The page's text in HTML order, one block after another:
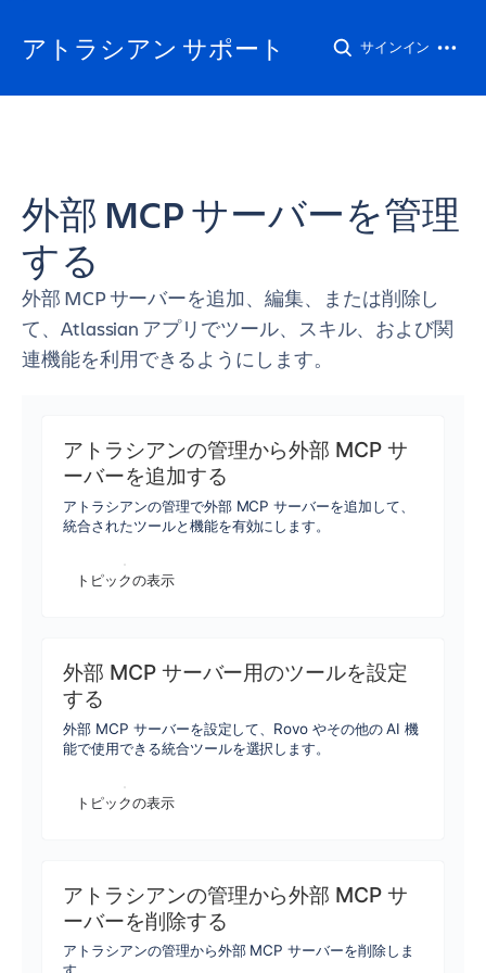
アトラシアン サポート サインイン
外部 MCP サーバーを管理
する
外部 MCP サーバーを追加、編集、または削除し
て、Atlassian アプリでツール、スキル、および関
連機能を利用できるようにします。
アトラシアンの管理から外部 MCP サ
ーバーを追加する
アトラシアンの管理で外部 MCP サーバーを追加して、
統合されたツールと機能を有効にします。
トピックの表示
外部 MCP サーバー用のツールを設定
する
外部 MCP サーバーを設定して、Rovo やその他の AI 機
能で使用できる統合ツールを選択します。
トピックの表示
アトラシアンの管理から外部 MCP サ
ーバーを削除する
アトラシアンの管理から外部 MCP サーバーを削除しま